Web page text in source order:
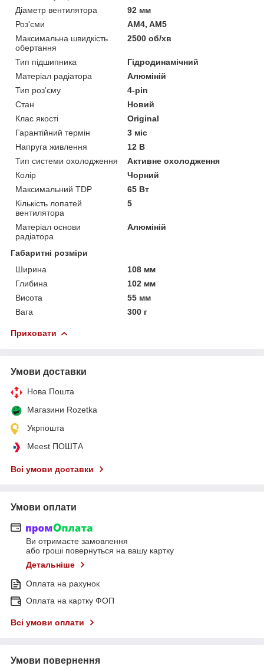
Діаметр вентилятора
92 мм
Роз'єми
AM4, AM5
Максимальна швидкість
обертання
2500 об/хв
Тип підшипника
Гідродинамічний
Матеріал радіатора
Алюміній
Тип роз'єму
4-pin
Стан
Новий
Клас якості
Original
Гарантійний термін
3 міс
Напруга живлення
12 В
Тип системи охолодження
Активне охолодження
Колір
Чорний
Максимальний TDP
65 Вт
Кількість лопатей
вентилятора
5
Матеріал основи
радіатора
Алюміній
Габаритні розміри
Ширина
108 мм
Глибина
102 мм
Висота
55 мм
Вага
300 г
Приховати
Умови доставки
Нова Пошта
Магазини Rozetka
Укрпошта
Meest ПОШТА
Всі умови доставки
Умови оплати
Ви отримаєте замовлення
або гроші повернуться на вашу картку
Детальніше
Оплата на рахунок
Оплата на картку ФОП
Всі умови оплати
Умови повернення